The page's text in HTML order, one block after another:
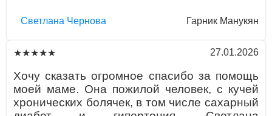
Светлана Чернова Гарник Манукян
★★★★★ 27.01.2026
Хочу сказать огромное спасибо за помощь
моей маме. Она пожилой человек, с кучей
хронических болячек, в том числе сахарный